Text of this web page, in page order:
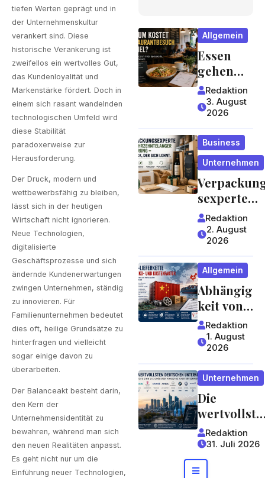
tiefen Werten geprägt und in
der Unternehmenskultur
verankert sind. Diese
historische Verankerung ist
zweifellos ein wertvolles Gut,
das Kundenloyalität und
Markenstärke fördert. Doch in
einem sich rasant wandelnden
technologischen Umfeld wird
diese Stabilität
paradoxerweise zur
Herausforderung.
Der Druck, modern und
wettbewerbsfähig zu bleiben,
lässt sich in der heutigen
Wirtschaft nicht ignorieren.
Neue Technologien,
digitalisierte
Geschäftsprozesse und sich
ändernde Kundenerwartungen
zwingen Unternehmen, ständig
zu innovieren. Für
Familienunternehmen bedeutet
dies oft, heilige Grundsätze zu
hinterfragen und vielleicht
sogar einige davon zu
überarbeiten.
Der Balanceakt besteht darin,
den Kern der
Unternehmensidentität zu
bewahren, während man sich
den neuen Realitäten anpasst.
Es geht nicht nur um die
Einführung neuer Technologien,
ng und
Zeitplan
achten
sollten
Allgemein
Essen
gehen
wird zum
Luxus?
Wie
Gastrono
miepreis
e
entstehe
n und
worauf
Gäste
achten
Redaktion
3. August
2026
Business
Unternehmen
sexperte
mit
jahrzehntel
anger
Erfahrung
ein Blick,
der sich
lohnt
Redaktion
2. August
2026
Allgemein
Abhängig
keit von
China:
Welche
Risiken
Lieferket
ten für
Unterneh
men und
Verbrauc
her
bergen
Redaktion
1. August
2026
Unternehmen
Die
wertvollste
n
deutschen
Konzerne
Redaktion
31. Juli 2026